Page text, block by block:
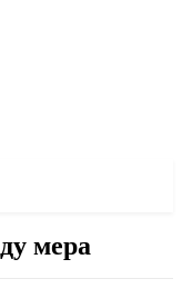
мера